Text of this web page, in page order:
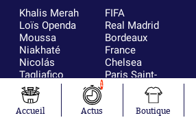
Khalis Merah
Loïs Openda
Moussa
Niakhaté
Nicolás
Tagliafico
Pavel Šulc
Gauthier Hein
Lionel Messi
FIFA
Real Madrid
Bordeaux
France
Chelsea
Paris Saint-
Germain
Olympique
lyonnais
Accueil
1
Actus Boutique